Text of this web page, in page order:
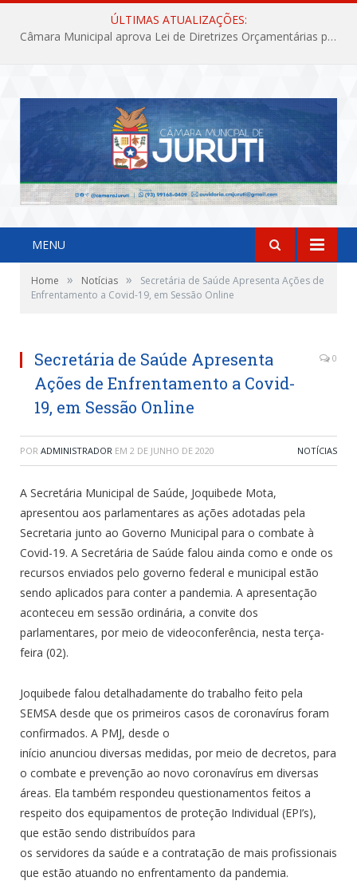
ÚLTIMAS ATUALIZAÇÕES:
Câmara Municipal aprova Lei de Diretrizes Orçamentárias para o exercício financeiro de 2027
MENU
Home » Notícias »
Secretária de Saúde Apresenta Ações de
Enfrentamento a Covid-19, em Sessão Online
Secretária de Saúde Apresenta
Ações de Enfrentamento a Covid-
19, em Sessão Online
0
POR ADMINISTRADOR EM 2 DE JUNHO DE 2020 NOTÍCIAS
A Secretária Municipal de Saúde, Joquibede Mota,
apresentou aos parlamentares as ações adotadas pela
Secretaria junto ao Governo Municipal para o combate à
Covid-19. A Secretária de Saúde falou ainda como e onde os
recursos enviados pelo governo federal e municipal estão
sendo aplicados para conter a pandemia. A apresentação
aconteceu em sessão ordinária, a convite dos
parlamentares, por meio de videoconferência, nesta terça-
feira (02).
Joquibede falou detalhadamente do trabalho feito pela
SEMSA desde que os primeiros casos de coronavírus foram
confirmados. A PMJ, desde o
início anunciou diversas medidas, por meio de decretos, para
o combate e prevenção ao novo coronavírus em diversas
áreas. Ela também respondeu questionamentos feitos a
respeito dos equipamentos de proteção Individual (EPI’s),
que estão sendo distribuídos para
os servidores da saúde e a contratação de mais profissionais
que estão atuando no enfrentamento da pandemia.